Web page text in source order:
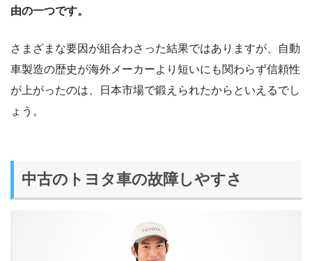
由の一つです。
さまざまな要因が組合わさった結果ではありますが、自動
車製造の歴史が海外メーカーより短いにも関わらず信頼性
が上がったのは、日本市場で鍛えられたからといえるでし
ょう。
中古のトヨタ車の故障しやすさ